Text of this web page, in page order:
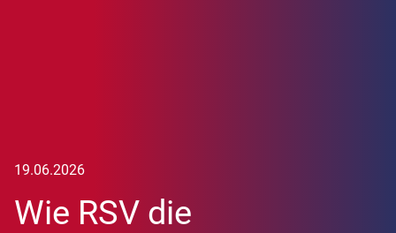
19.06.2026
Wie RSV die